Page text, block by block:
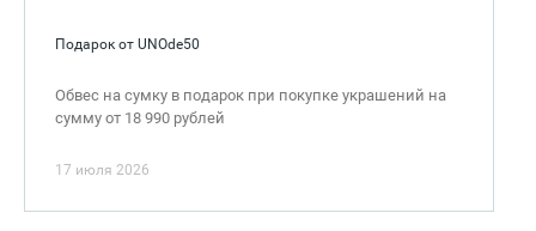
Подарок от UNOde50
Обвес на сумку в подарок при покупке украшений на
сумму от 18 990 рублей
17 июля 2026